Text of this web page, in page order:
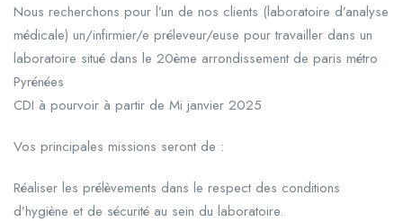
Nous recherchons pour l’un de nos clients (laboratoire d’analyse
médicale) un/infirmier/e préleveur/euse pour travailler dans un
laboratoire situé dans le 20ème arrondissement de paris métro
Pyrénées
CDI à pourvoir à partir de Mi janvier 2025
Vos principales missions seront de :
Réaliser les prélèvements dans le respect des conditions
d’hygiène et de sécurité au sein du laboratoire.